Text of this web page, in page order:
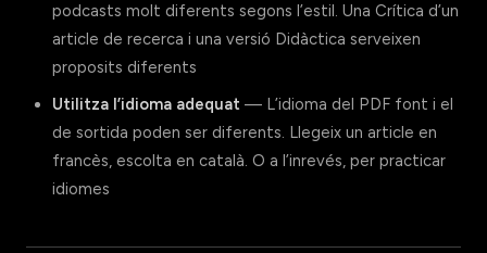
podcasts molt diferents segons l’estil. Una Crítica d’un
article de recerca i una versió Didàctica serveixen
proposits diferents
Utilitza l’idioma adequat — L’idioma del PDF font i el
de sortida poden ser diferents. Llegeix un article en
francès, escolta en català. O a l’inrevés, per practicar
idiomes